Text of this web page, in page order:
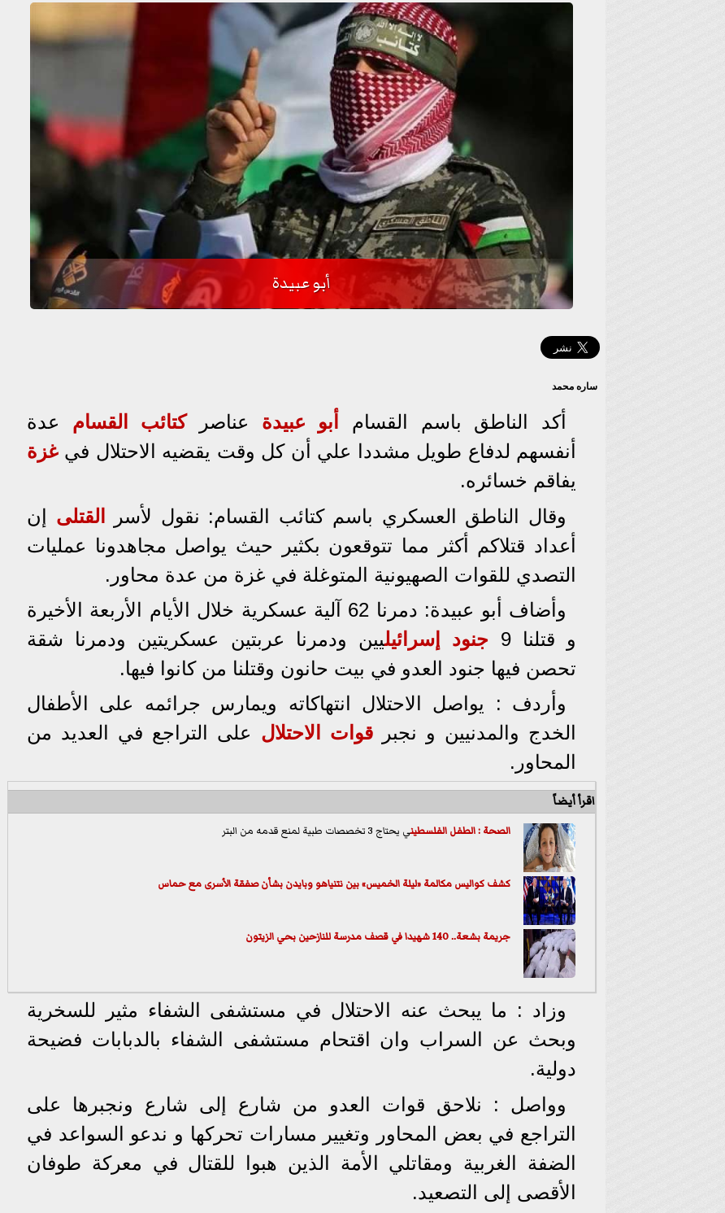
أبو عبيدة
ساره محمد
أكد الناطق باسم القسام أبو عبيدة عناصركتائب القسام عدة
أنفسهم لدفاع طويل مشددا علي أن كل وقت يقضيه الاحتلال في غزة
يفاقم خسائره.
وقال الناطق العسكري باسم كتائب القسام: نقول لأسر
القتلى إن
أعداد قتلاكم أكثر مما تتوقعون بكثير حيث يواصل مجاهدونا عمليات
التصدي للقوات الصهيونية المتوغلة في غزة من عدة محاور.
وأضاف أبو عبيدة: دمرنا 62 آلية عسكرية خلال الأيام الأربعة الأخيرة
و قتلنا 9
جنود إسرائيليين ودمرنا عربتين عسكريتين ودمرنا شقة
تحصن فيها جنود العدو في بيت حانون وقتلنا من كانوا فيها.
وأردف : يواصل الاحتلال انتهاكاته ويمارس جرائمه على الأطفال
الخدج والمدنيين و نجبرقوات الاحتلال على التراجع في العديد من
المحاور.
اقرأ أيضاً
الصحة : الطفل الفلسطيني يحتاج 3 تخصصات طبية لمنع قدمه من البتر
كشف كواليس مكالمة «ليلة الخميس» بين نتنياهو وبايدن بشأن صفقة الأسرى معحماس
جريمة بشعة.. 140 شهيدا في قصف مدرسة للنازحين بحي الزيتون
وزاد : ما يبحث عنه الاحتلال في مستشفى الشفاء مثير للسخرية
وبحث عن السراب وان اقتحام مستشفى الشفاء بالدبابات فضيحة
دولية.
وواصل : نلاحق قوات العدو من شارع إلى شارع ونجبرها على
التراجع في بعض المحاور وتغيير مسارات تحركها و ندعو السواعد في
الضفة الغربية ومقاتلي الأمة الذين هبوا للقتال في معركة طوفان
الأقصى إلى التصعيد.